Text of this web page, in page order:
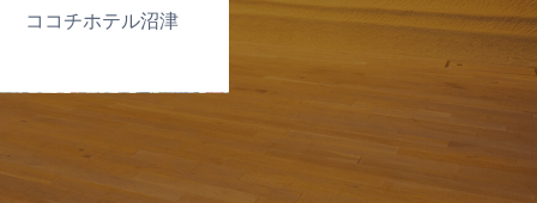
ココチホテル沼津